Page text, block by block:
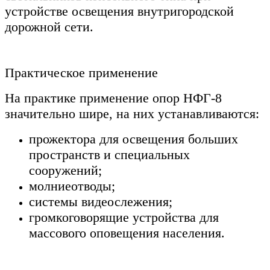
устройстве освещения внутригородской
дорожной сети.
Практическое применение
На практике применение опор НФГ-8
значительно шире, на них устанавливаются:
прожектора для освещения больших
пространств и специальных
сооружений;
молниеотводы;
системы видеослежения;
громкоговорящие устройства для
массового оповещения населения.